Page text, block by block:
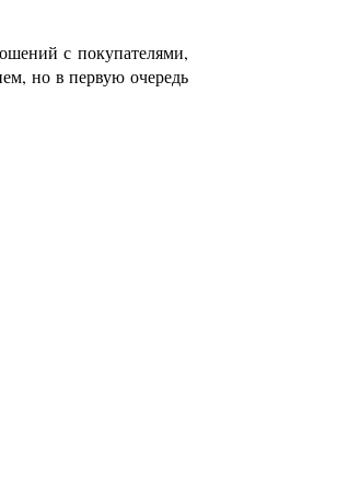
с покупателями,
но в первую очередь